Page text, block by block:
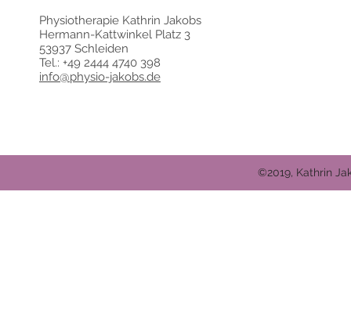
Physiotherapie Kathrin Jakobs
Hermann-Kattwinkel Platz 3
53937 Schleiden
Tel.: +49 2444 4740 398
info@physio-jakobs.de
©2019, Kathrin